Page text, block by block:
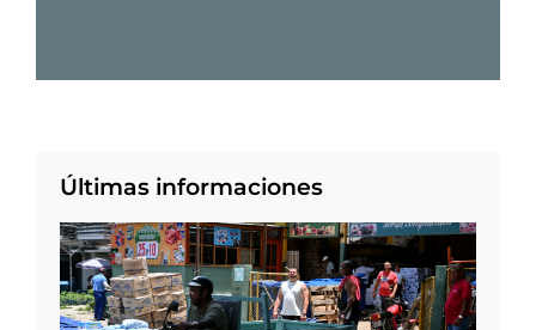
Últimas informaciones